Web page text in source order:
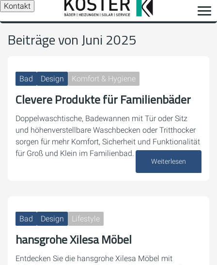
Kontakt
Beiträge von Juni 2025
Bad Design Komfort & Hygiene
Clevere Produkte für Familienbäder
Doppelwaschtische, Badewannen mit Tür oder Sitz
und höhenverstellbare Waschbecken oder Tritthocker
sorgen für mehr Komfort, Sicherheit und Funktionalität
für Groß und Klein im Familienbad.
Weiterlesen
Bad Design Lifestyle
hansgrohe Xilesa Möbel
Entdecken Sie die hansgrohe Xilesa Möbel mit